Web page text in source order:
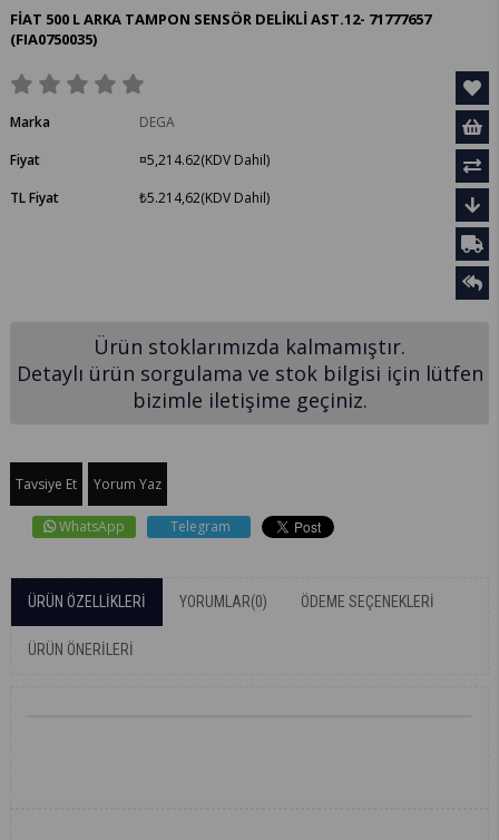
FİAT 500 L ARKA TAMPON SENSÖR DELİKLİ AST.12- 71777657
(FIA0750035)
Marka
DEGA
Fiyat
¤5,214.62(KDV Dahil)
TL Fiyat
₺5.214,62(KDV Dahil)
Ürün stoklarımızda kalmamıştır.
Detaylı ürün sorgulama ve stok bilgisi için lütfen
bizimle iletişime geçiniz.
Tavsiye Et Yorum Yaz
WhatsApp Telegram
ÜRÜN ÖZELLIKLERI YORUMLAR(0) ÖDEME SEÇENEKLERI
ÜRÜN ÖNERILERI